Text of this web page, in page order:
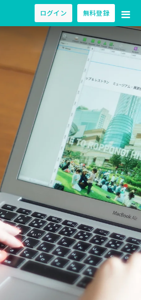
ログイン 無料登録